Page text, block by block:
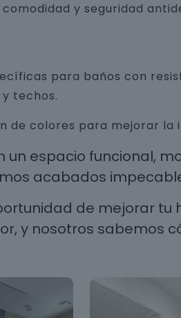
y seguridad
para baños con
techos.
de colores para mejorar la
un espacio funcional,
acabados
de mejorar tu
y nosotros sabemos